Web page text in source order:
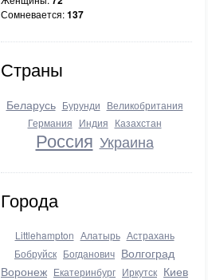
Сомневается:137
Страны
Беларусь Бурунди Великобритания
Германия Индия Казахстан
Россия Украина
Города
Littlehampton Алатырь Астрахань
Бобруйск Богданович Волгоград
Воронеж Екатеринбург Иркутск Киев